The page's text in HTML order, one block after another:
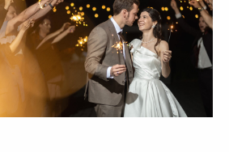
О НАС
Вопросы и ответы
Отзывы